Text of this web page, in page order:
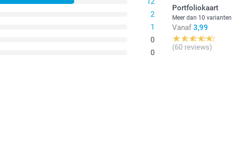
2
1
0
0
Portfoliokaart
Meer dan 10 varianten
Vanaf 3,99
(60 reviews)